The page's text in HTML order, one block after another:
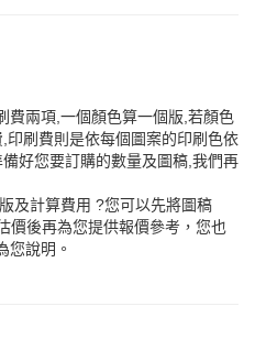
費兩項,一個顏色算一個版,若顏色
刷費則是依每個圖案的印刷色依
好您要訂購的數量及圖稿,我們再
及計算費用 ?您可以先將圖稿
價後再為您提供報價參考，您也
您說明。